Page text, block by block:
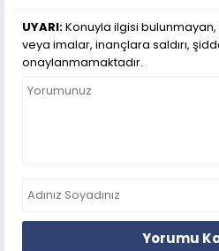
UYARI:Konuyla ilgisi
veya imalar, inançlara saldırı,
onaylanmamaktadır.
Yorumu